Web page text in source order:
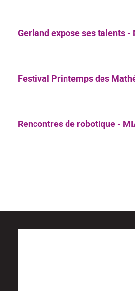
Gerland expose ses talents -
Festival Printemps des
Rencontres de robotique -